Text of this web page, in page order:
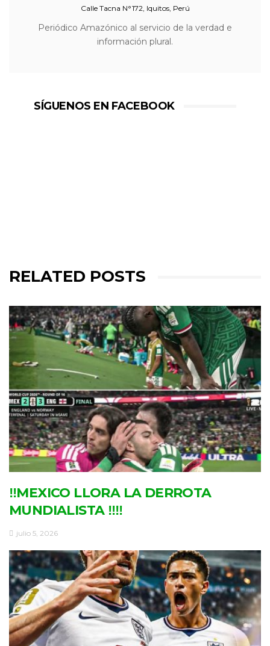
Calle Tacna N°172, Iquitos, Perú
Periódico Amazónico al servicio de la verdad e
información plural.
SÍGUENOS EN FACEBOOK
RELATED POSTS
‼MEXICO LLORA LA DERROTA
MUNDIALISTA ‼‼
julio 5, 2026